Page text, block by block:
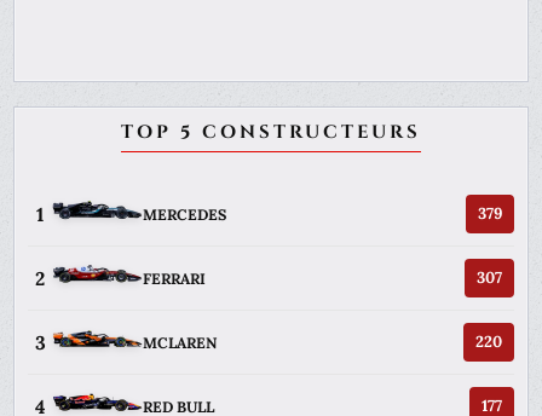
TOP 5 CONSTRUCTEURS
1 MERCEDES 379
2 FERRARI 307
3 MCLAREN 220
4 RED BULL 177